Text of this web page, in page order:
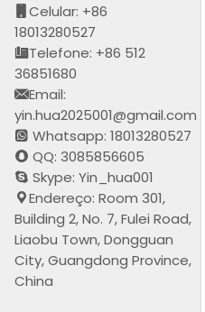
Celular: +86
18013280527
Telefone: +86 512
36851680
Email:
yin.hua2025001@gmail.com
Whatsapp: 18013280527
QQ: 3085856605
Skype: Yin_hua001
Endereço: Room 301,
Building 2, No. 7, Fulei Road,
Liaobu Town, Dongguan
City, Guangdong Province,
China